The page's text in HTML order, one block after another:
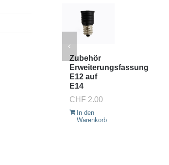
Zubehör
Erweiterungsfassung
E12 auf
E14
CHF 2.00
In den
Warenkorb